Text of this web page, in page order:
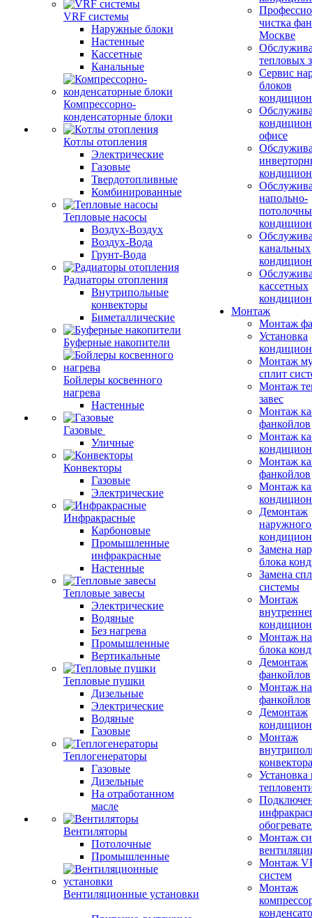
VRF системы
Наружные блоки
Настенные
Кассетные
Канальные
Компрессорно-
конденсаторные блоки
Котлы отопления
Электрические
Газовые
Твердотопливные
Комбинированные
Тепловые насосы
Воздух-Воздух
Воздух-Вода
Грунт-Вода
Радиаторы отопления
Внутрипольные
конвекторы
Биметаллические
Буферные накопители
Бойлеры косвенного
нагрева
Настенные
Газовые
Уличные
Конвекторы
Газовые
Электрические
Инфракрасные
Карбоновые
Промышленные
инфракрасные
Настенные
Тепловые завесы
Электрические
Водяные
Без нагрева
Промышленные
Вертикальные
Тепловые пушки
Дизельные
Электрические
Водяные
Газовые
Теплогенераторы
Газовые
Дизельные
На отработанном
масле
Вентиляторы
Потолочные
Промышленные
Вентиляционные установки
чистка
Москве
тепловых
Сервис
блоков
офисе
напольно-
канальных
кассетных
Монтаж
Монтаж
Установка
Монтаж
сплит
Монтаж
завес
Монтаж
фанкойлов
Монтаж
Монтаж
фанкойлов
Монтаж
Демонтаж
Замена
блока
Замена
системы
Монтаж
Монтаж
блока
Демонтаж
фанкойлов
Монтаж
фанкойлов
Демонтаж
Монтаж
конвектора
Установка
Монтаж
Монтаж
систем
Монтаж